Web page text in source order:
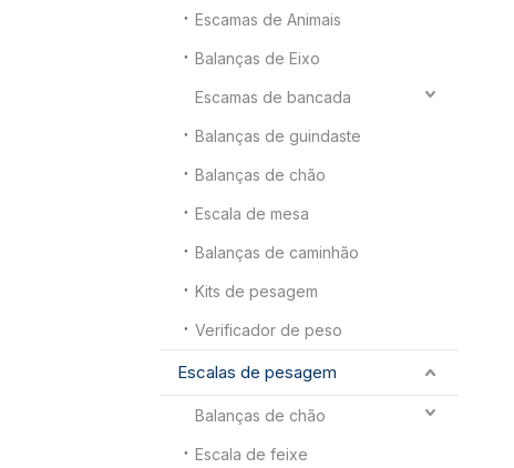
Escamas de Animais
Balanças de Eixo
Escamas de bancada
Balanças de guindaste
Balanças de chão
Escala de mesa
Balanças de caminhão
Kits de pesagem
Verificador de peso
Escalas de pesagem
Balanças de chão
Escala de feixe